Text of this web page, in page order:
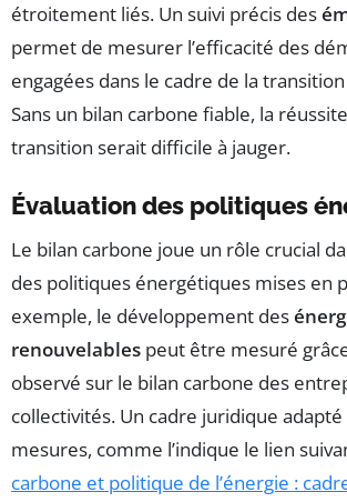
étroitement liés. Un suivi précis des
permet de mesurer l’efficacité des
engagées dans le cadre de la
Sans un bilan carbone fiable, la
transition serait difficile à jauger.
Évaluation des politiques
Le bilan carbone joue un rôle crucial
des politiques énergétiques mises en
exemple, le développement des
renouvelables peut être mesuré
observé sur le bilan carbone des
collectivités. Un cadre juridique
mesures, comme l’indique le lien
carbone et politique de l’énergie :